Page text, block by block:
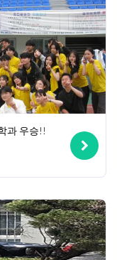
과 우승!!